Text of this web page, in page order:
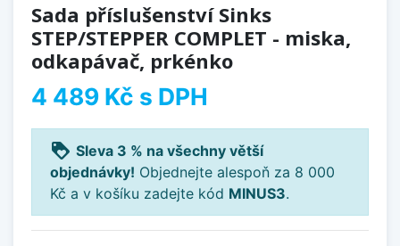
Sada příslušenství Sinks
STEP/STEPPER COMPLET - miska,
odkapávač, prkénko
4 489 Kč s DPH
loyalty Sleva 3 % na všechny větší
objednávky! Objednejte alespoň za 8 000
Kč a v košíku zadejte kód MINUS3.